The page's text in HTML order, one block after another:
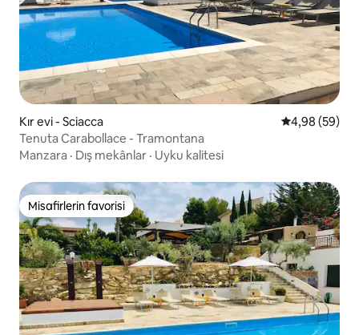
Kır evi - Sciacca 5 üzerinden
4,98 (59)
Tenuta Carabollace - Tramontana
Manzara · Dış mekânlar · Uyku kalitesi
Misafirlerin favorisi
Misafirlerin favorisi